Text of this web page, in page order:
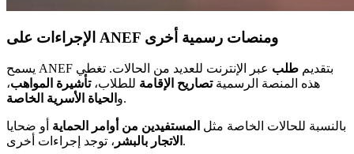
الإجراءات على ANEF ومنصات رسمية أخرى
يسمح ANEF بتقديم طلب عبر الإنترنت للعديد من الحالات. تغطي
هذه المنصة الرسميةتصاريح الإقامة للطلاب،تأشيرة المواهب،
و الحياة الأسرية الخاصة .
بالنسبة للحالات الخاصة مثل المستفيدين من أوامر الحماية أو ضحايا
الاتجار بالبشر ، توجد إجراءات أخرى.